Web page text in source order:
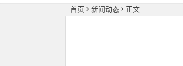
首页 新闻动态 正文